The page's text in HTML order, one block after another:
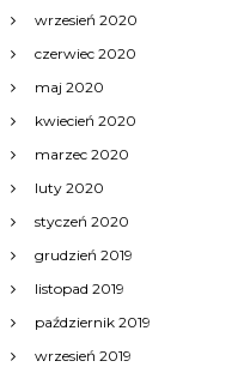
wrzesień 2020
czerwiec 2020
maj 2020
kwiecień 2020
marzec 2020
luty 2020
styczeń 2020
grudzień 2019
listopad 2019
październik 2019
wrzesień 2019